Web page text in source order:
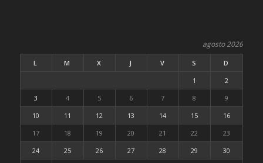
agosto 2026
L M X J V S
D
1
2
3
4 5 6 7 8
9
10
11 12 13 14 15
16
17
18 19 20 21 22
23
24
25 26 27 28 29
30